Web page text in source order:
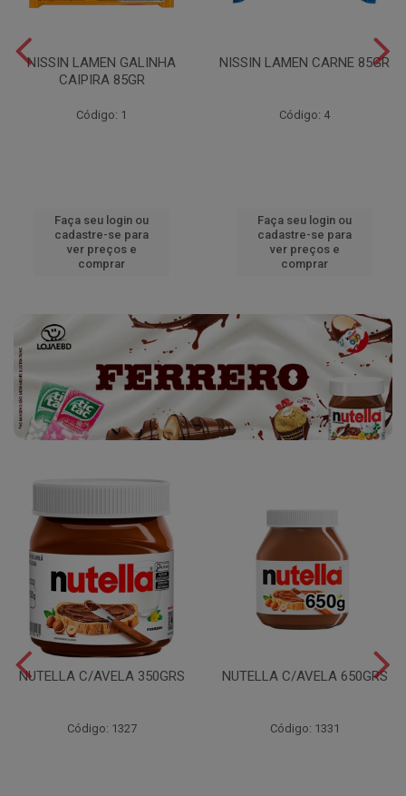
NISSIN LAMEN GALINHA
CAIPIRA 85GR
Código: 1
Faça seu login ou
cadastre-se para
ver preços e
comprar
NISSIN LAMEN CARNE 85GR
Código: 4
Faça seu login ou
cadastre-se para
ver preços e
comprar
NUTELLA C/AVELA 350GRS
Código: 1327
NUTELLA C/AVELA 650GRS
Código: 1331